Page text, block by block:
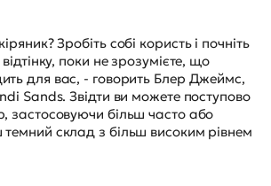
Зробіть собі користь і почніть
поки не зрозумієте, що
для вас, - говорить Блер Джеймс,
Sands. Звідти ви можете поступово
застосовуючи більш часто або
склад з більш високим рівнем